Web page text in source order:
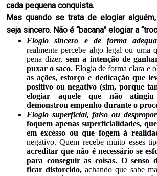
cada pequena conquista.
Mas quando se trata de elogiar
seja sincero. Não é “bacana” elogiar a
Elogio sincero e de forma
realmente percebe algo legal ou uma
pena dizer, sem a intenção de
puxar o saco. Elogia de forma clara e
as ações, esforço e dedicação que
positivo ou negativo (sim, porque
elogiar aquele que não
demonstrou empenho durante o
Elogio superficial, falso ou
foquem apenas superficialidades,
em excesso ou que fogem à
negativo. Quem recebe muito esses
acreditar que não é necessário se
para conseguir as coisas. O senso
ficar distorcido, achando que sabe